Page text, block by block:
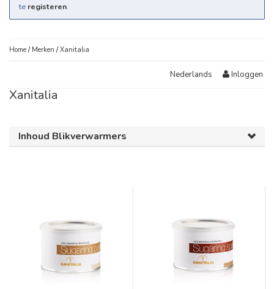
te registeren.
Home / Merken /Xanitalia
Nederlands Inloggen
Xanitalia
Inhoud Blikverwarmers